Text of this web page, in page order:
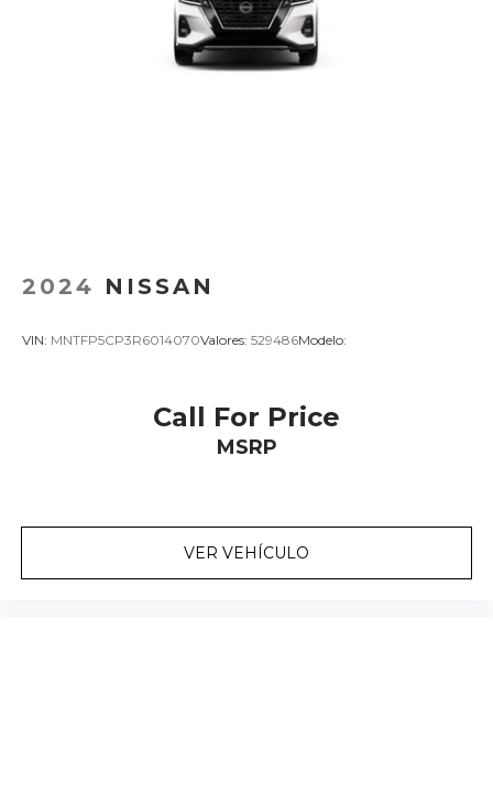
2024 NISSAN
VIN: MNTFP5CP3R6014070Valores: 529486Modelo:
Call For Price
MSRP
VER VEHÍCULO